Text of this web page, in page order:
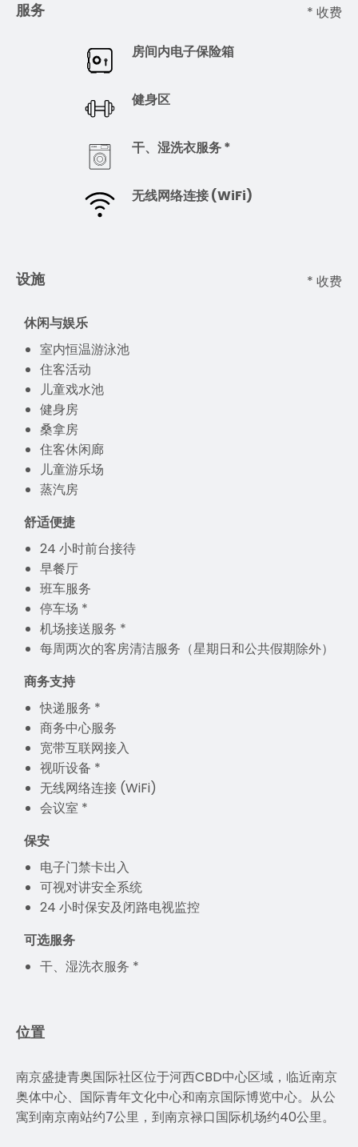
服务 * 收费
房间内电子保险箱
健身区
干、湿洗衣服务 *
无线网络连接 (WiFi)
设施 * 收费
休闲与娱乐
室内恒温游泳池
住客活动
儿童戏水池
健身房
桑拿房
住客休闲廊
儿童游乐场
蒸汽房
舒适便捷
24 小时前台接待
早餐厅
班车服务
停车场 *
机场接送服务 *
每周两次的客房清洁服务（星期日和公共假期除外）
商务支持
快递服务 *
商务中心服务
宽带互联网接入
视听设备 *
无线网络连接 (WiFi)
会议室 *
保安
电子门禁卡出入
可视对讲安全系统
24 小时保安及闭路电视监控
可选服务
干、湿洗衣服务 *
位置
南京盛捷青奥国际社区位于河西CBD中心区域，临近南京
奥体中心、国际青年文化中心和南京国际博览中心。从公
寓到南京南站约7公里，到南京禄口国际机场约40公里。